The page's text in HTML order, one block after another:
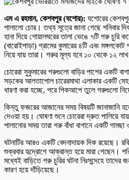
এম এ রহমান, কেশবপুর (যশোর): যশোরের
পালালো চোর। তথ্য সূত্রে জানা গেছে শনিবার
হানা দিয়ে গোয়ালঘরের তালা ভেঙে ৭টি গরু
(বারোইপাড়া) গ্রামের কুমারের ৪টি এবং মঙ্গলকোট
নিয়ে যায় তারা। গরুর মূল্য হবে ১০ থেকে ১২
চোরেরা সুকুমারের গরুগুলো বাড়ির পাশের একটি
সড়কের আলতাপোল চারেরমাথা এলাকার একটি
ধারণা করা হচ্ছে, পরে পিকআপে তুলে গরুগুলো
কিন্তু ফজরের আজানের সময় বিষয়টি জানাজানি
দেওয়া হয়। ঘোষণা শুনে চোরেরা দ্রুত পালিয়ে
পালানোর সময় তারা গরু বাঁধা বাগানে একটি
ঘটনাটির আরও একটি বেদনাদায়ক দিক রয়েছে।
শুক্রবার হৃদ্রোগে আক্রান্ত হয়ে মারা গেছেন।
মধ্যেই বাড়িতে গরু চুরির ঘটনা নিঃসন্দেহে
কারণ হয়ে দাঁড়িয়েছে।